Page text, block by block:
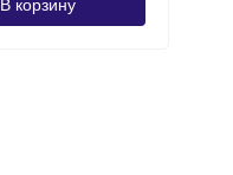
В корзину